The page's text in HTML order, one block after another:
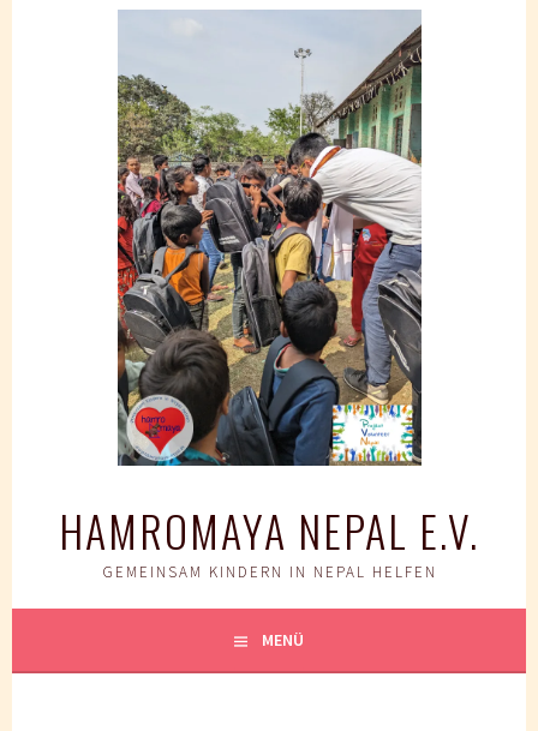
HAMROMAYA NEPAL E.V.
GEMEINSAM KINDERN IN NEPAL HELFEN
MENÜ